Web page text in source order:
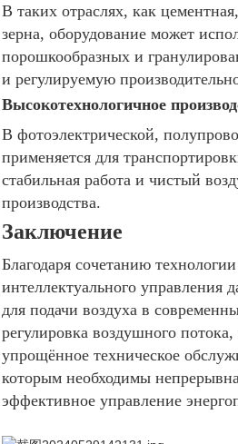
В таких отраслях, как
зерна, оборудование может
порошкообразных и
и регулируемую
Высокотехнологичное
В фотоэлектрической,
применяется для
стабильная работа и чистый
производства.
Заключение
Благодаря сочетанию
интеллектуального управления
для подачи воздуха в
регулировка воздушного
упрощённое техническое
которым необходимы
эффективное управление